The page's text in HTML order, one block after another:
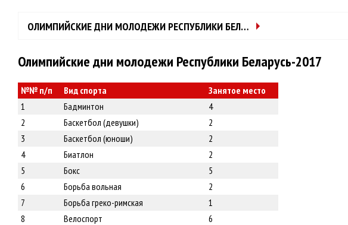
ОЛИМПИЙСКИЕ ДНИ МОЛОДЕЖИ РЕСПУБЛИКИ БЕЛАРУСЬ
Олимпийские дни молодежи Республики Беларусь-2017
№№ п/п Вид спорта
Занятое место
1
Бадминтон
4
2
Баскетбол (девушки)
2
3
Баскетбол (юноши)
2
4
Биатлон
2
5
Бокс
5
6
Борьба вольная
2
7
Борьба греко-римская
1
8
Велоспорт
6